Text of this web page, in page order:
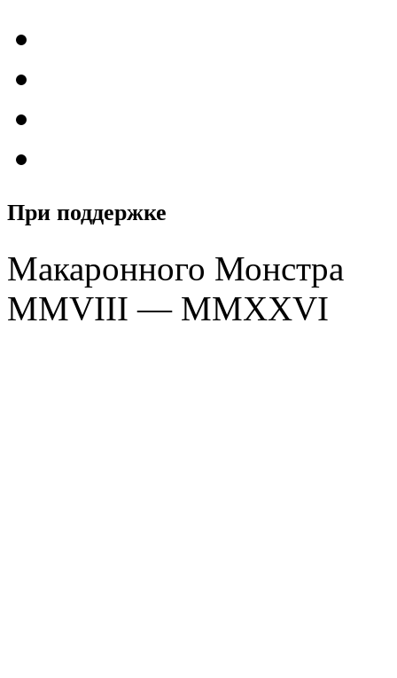
При поддержке
Макаронного Монстра
MMVIII — MMXXVI